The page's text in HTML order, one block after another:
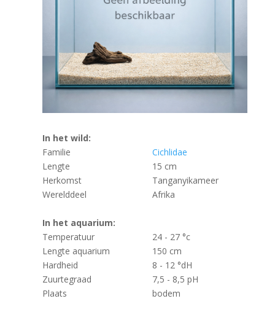
In het wild:
Familie
Cichlidae
Lengte
15 cm
Herkomst
Tanganyikameer
Werelddeel
Afrika
In het aquarium:
Temperatuur
24 - 27 °c
Lengte aquarium
150 cm
Hardheid
8 - 12 °dH
Zuurtegraad
7,5 - 8,5 pH
Plaats
bodem